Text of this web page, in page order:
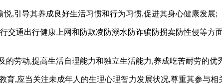
,引导其养成良好生活习惯和行为习惯,促进其身心健康发展;
交通出行健康上网和防欺凌防溺水防诈骗防拐卖防性侵等
劳动,提高生活自理能力和独立生活能力,养成吃苦耐劳的优
育,应当关注未成年人的生理心理智力发展状况,尊重其参与